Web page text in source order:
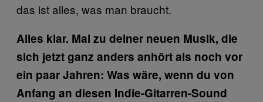
das ist alles, was man braucht.
Alles klar. Mal zu deiner neuen Musik, die
sich jetzt ganz anders anhört als noch vor
ein paar Jahren: Was wäre, wenn du von
Anfang an diesen Indie-Gitarren-Sound